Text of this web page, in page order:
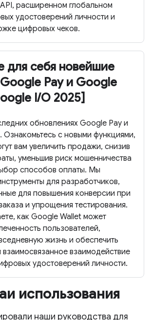
расширенном глобальном
удостоверений личности и
цифровых чеков.
для себя новейшие
Pay и Google
I/O 2025]
обновлениях Google Pay и
Ознакомьтесь с новыми функциями,
вам увеличить продажи, снизив
уменьшив риск мошенничества
способов оплаты. Мы
для разработчиков,
для повышения конверсии при
и упрощения тестирования.
как Google Wallet может
пользователей,
жизнь и обеспечить
взаимодействие
удостоверений личности.
использования
наши руководства для